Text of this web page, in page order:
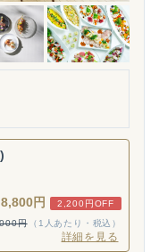
8,800円
2,200円OFF
円
（1人あたり・税込）
詳細を見る